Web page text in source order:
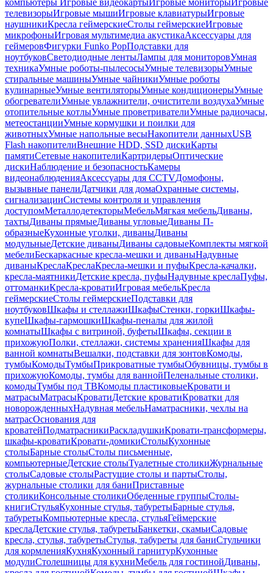
компьютеры Игровые видеокартыИгровые мониторыИгровые
телевизорыИгровые мышиИгровые клавиатурыИгровые
наушникиКресла геймерскиеСтолы геймерскиеИгровые
микрофоныИгровая мультимедиа акустикаАксессуары для
геймеровФигурки Funko PopПодставки для
ноутбуковСветодиодные лентыЛампы для мониторовУмная
техникаУмные роботы-пылесосыУмные телевизорыУмные
стиральные машиныУмные чайникиУмные роботы
кулинарныеУмные вентиляторыУмные кондиционерыУмные
обогревателиУмные увлажнители, очистители воздухаУмные
отопительные котлыУмные проветривателиУмные радиочасы,
метеостанцииУмные кормушки и поилки для
животныхУмные напольные весыНакопители данныхUSB
Flash накопителиВнешние HDD, SSD дискиКарты
памятиСетевые накопителиКартридерыОптические
дискиНаблюдение и безопасностьКамеры
видеонаблюденияАксессуары для CCTVДомофоны,
вызывные панелиДатчики для домаОхранные системы,
сигнализацииСистемы контроля и управления
доступомМеталлодетекторыМебельМягкая мебельДиваны,
тахтыДиваны прямыеДиваны угловыеДиваны П-
образныеКухонные уголки, диваныДиваны
модульныеДетские диваныДиваны садовыеКомплекты мягкой
мебелиБескаркасные кресла-мешки и диваныНадувные
диваныКреслаКреслаКресла-мешки и пуфыКресла-качалки,
кресла-маятникиДетские кресла, пуфыНадувные креслаПуфы,
оттоманкиКресла-кроватиИгровая мебельКресла
геймерскиеСтолы геймерскиеПодставки для
ноутбуковШкафы и стеллажиШкафыСтенки, горкиШкафы-
купеШкафы-гармошкиШкафы-пеналы для жилой
комнатыШкафы с витриной, буфетыШкафы, секции в
прихожуюПолки, стеллажи, системы храненияШкафы для
ванной комнатыВешалки, подставки для зонтовКомоды,
тумбыКомодыТумбыПрикроватные тумбыОбувницы, тумбы в
прихожуюКомоды, тумбы для ваннойПеленальные столики,
комодыТумбы под ТВКомоды пластиковыеКровати и
матрасыМатрасыКроватиДетские кроватиКроватки для
новорожденныхНадувная мебельНаматрасники, чехлы на
матрасОснования для
кроватейПодматрасникиРаскладушкиКровати-трансформеры,
шкафы-кроватиКровати-домикиСтолыКухонные
столыБарные столыСтолы письменные,
компьютерныеДетские столыТуалетные столикиЖурнальные
столыСадовые столыРастущие столы и партыСтолы,
журнальные столики для баниПриставные
столикиКонсольные столикиОбеденные группыСтолы-
книгиСтульяКухонные стулья, табуретыБарные стулья,
табуретыКомпьютерные кресла, стульяГеймерские
креслаДетские стулья, табуретыБанкетки, скамьиСадовые
кресла, стулья, табуретыСтулья, табуреты для баниСтульчики
для кормленияКухняКухонный гарнитурКухонные
модулиСтолешницы для кухниМебель для гостинойДиваны,